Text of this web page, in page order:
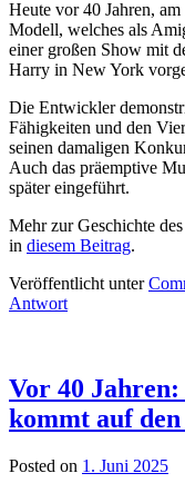
Heute vor 40 Jahren,
Modell, welches als
einer großen Show mit
Harry in New York
Die Entwickler
Fähigkeiten und den
seinen damaligen
Auch das präemptive
später eingeführt.
Mehr zur Geschichte
in diesem Beitrag.
Veröffentlicht unter
Antwort
Vor 40
kommt auf
Posted on 1. Juni 2025